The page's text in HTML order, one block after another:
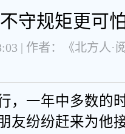
不守规矩更可
| 作者：《北方人·
，一年中多数的
友纷纷赶来为他